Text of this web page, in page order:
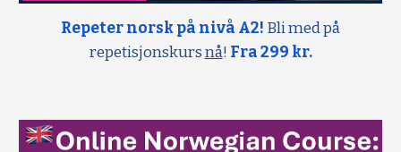
Repeter norsk på nivå A2! Bli med på
repetisjonskursnå! Fra 299 kr.